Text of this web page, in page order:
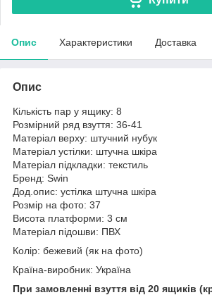
Опис Характеристики Доставка
Опис
Кількість пар у ящику: 8
Розмірний ряд взуття: 36-41
Матеріал верху: штучний нубук
Матеріал устілки: штучна шкіра
Матеріал підкладки: текстиль
Бренд: Swin
Дод.опис: устілка штучна шкіра
Розмір на фото: 37
Висота платформи: 3 см
Матеріал підошви: ПВХ
Колір: бежевий (як на фото)
Країна-виробник: Україна
При замовленні взуття від 20 ящиків